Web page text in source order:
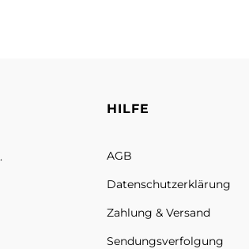
HILFE
AGB
Datenschutz­erklärung
Zahlung & Versand
Sendungs­verfolgung